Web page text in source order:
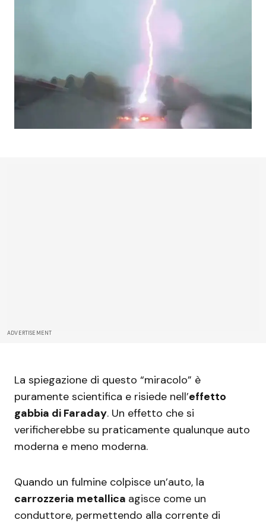
ADVERTISEMENT
La spiegazione di questo “miracolo” è
puramente scientifica e risiede nell’effetto
gabbia di Faraday. Un effetto che si
verificherebbe su praticamente qualunque auto
moderna e meno moderna.
Quando un fulmine colpisce un’auto, la
carrozzeria metallica agisce come un
conduttore, permettendo alla corrente di